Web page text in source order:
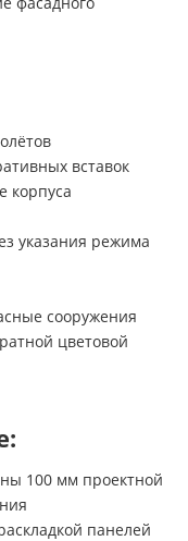
вставок
корпуса
указания режима
сооружения
цветовой
100 мм проектной
панелей